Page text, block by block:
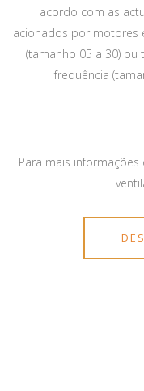
acordo com as
acionados por motores
(tamanho 05 a 30)
frequência
Para mais